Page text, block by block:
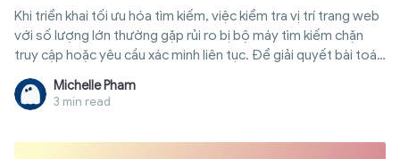
Khi triển khai tối ưu hóa tìm kiếm, việc kiểm tra vị trí trang web
với số lượng lớn thường gặp rủi ro bị bộ máy tìm kiếm chặn
truy cập hoặc yêu cầu xác minh liên tục. Để giải quyết bài toán
này, proxy theo dõi thứ hạng từ khoá chính là giải pháp trung
gian hoàn hảo giúp bạn ẩn danh và thu thập dữ liệu một cách
an toàn, khách quan nhất. Hãy cùng tìm hiểu chi tiết cách hoạt
Michelle Pham
3 min read